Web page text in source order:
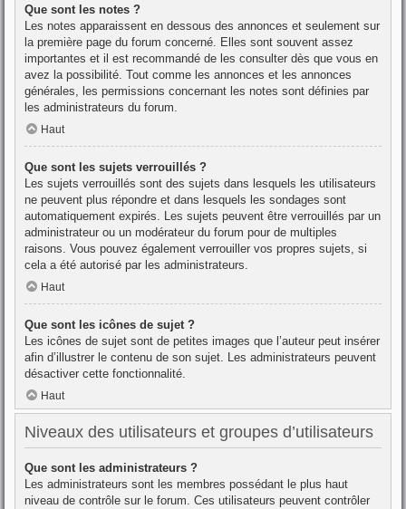
Que sont les notes ?
Les notes apparaissent en dessous des annonces et seulement sur
la première page du forum concerné. Elles sont souvent assez
importantes et il est recommandé de les consulter dès que vous en
avez la possibilité. Tout comme les annonces et les annonces
générales, les permissions concernant les notes sont définies par
les administrateurs du forum.
Haut
Que sont les sujets verrouillés ?
Les sujets verrouillés sont des sujets dans lesquels les utilisateurs
ne peuvent plus répondre et dans lesquels les sondages sont
automatiquement expirés. Les sujets peuvent être verrouillés par un
administrateur ou un modérateur du forum pour de multiples
raisons. Vous pouvez également verrouiller vos propres sujets, si
cela a été autorisé par les administrateurs.
Haut
Que sont les icônes de sujet ?
Les icônes de sujet sont de petites images que l’auteur peut insérer
afin d’illustrer le contenu de son sujet. Les administrateurs peuvent
désactiver cette fonctionnalité.
Haut
Niveaux des utilisateurs et groupes d’utilisateurs
Que sont les administrateurs ?
Les administrateurs sont les membres possédant le plus haut
niveau de contrôle sur le forum. Ces utilisateurs peuvent contrôler